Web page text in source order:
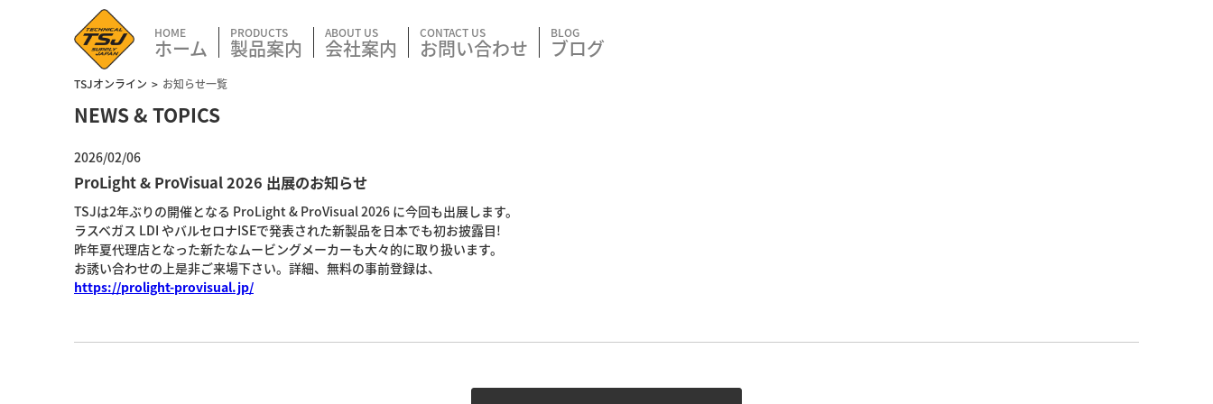
ホーム 製品案内 会社案内 お問い合わせ ブログ
TSJオンライン お知らせ一覧
NEWS & TOPICS
2026/02/06
ProLight & ProVisual 2026 出展のお知らせ
TSJは2年ぶりの開催となる ProLight & ProVisual 2026 に今回も出展します。
ラスベガス LDI やバルセロナISEで発表された新製品を日本でも初お披露目!
昨年夏代理店となった新たなムービングメーカーも大々的に取り扱います。
お誘い合わせの上是非ご来場下さい。詳細、無料の事前登録は、
https://prolight-provisual.jp/